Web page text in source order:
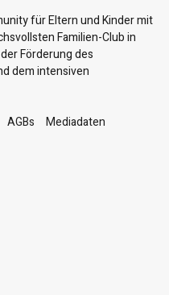
für Eltern und Kinder mit
Familien-Club in
Förderung des
dem intensiven
AGBs Mediadaten